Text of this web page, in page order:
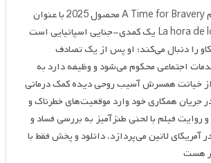
فیلم A Time for Bravery محصول 2025 با عنوان
اصلی La hora de los valientes یک کمدی-جنایی اسپانیایی است
را دنبال می‌کند؛ او پس از یک تصادف
اجتماعی محکوم می‌شود و وظیفه دارد به
خیانت همسرش آسیب روحی دیده کمک درمانی
جریان همکاری خود وارد موقعیت‌های خطرناک و
روایت فیلم با لحنی طنزآمیز به بررسی فساد و
آمریکای لاتین می‌پردازد. دانلود و پخش فقط با